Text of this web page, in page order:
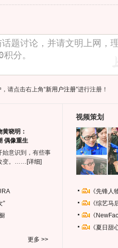
请点击右上角“新用户注册”进行注册！
黄晓明：
偶像重生
始意识到，有些事
变。…… [详细]
”
更多 >>
视频策划
《先锋
《综艺
《
《夏日